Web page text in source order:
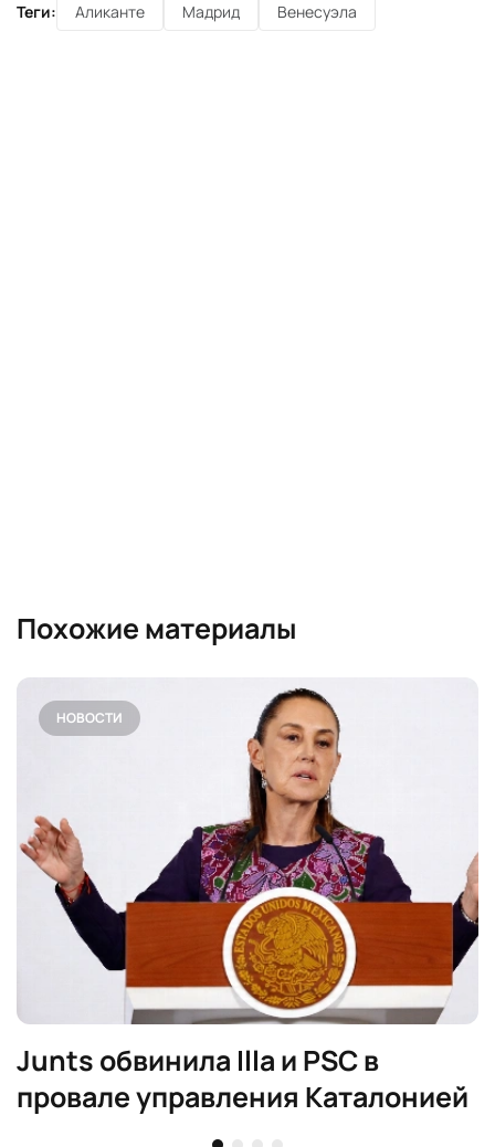
Теги: Аликанте Мадрид Венесуэла
Похожие материалы
НОВОСТИ
Junts обвинила Illa и PSC в
провале управления Каталонией